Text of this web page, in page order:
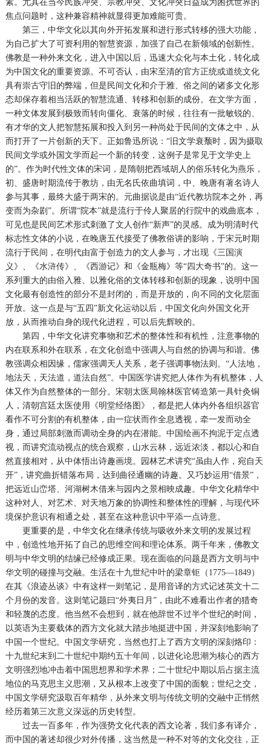
素。尤其在当今民族冲突、宗教冲突、文化冲突日益成为困扰世界的
焦点问题时，这种兼容精神就显得更加难能可贵。
第三，中华文化以其向外开拓发展和进行形式转移的强大功能，
为自己扩大了可资利用的智慧资源，加强了自己在新领域的创新性。
佛教是一种外来文化，进入中国以后，迅速大众化与本土化，转化成
为中国文化的重要资源。不可否认，由宋至清的官方正统或道统文化
具有崇古守旧的弊端，但是民间文化和介于雅、俗之间的诸多文化形
态却保存着相当活跃的智慧流通、转移和创新的成份。在文学方面，
一种文体发展到极致而转向僵化、衰落的时候，往往有一批敏锐的、
有才华的文人把智慧拓展和投入到另一种尚处于民间的文体之中，从
而打开了一片创新的天下。正如鲁迅所说：“旧文学衰颓时，因为摄取
民间文学或外国文学而起一个新的转变，这例子是常见于文学史上
的”。作为时代性文体的宋词，是隋朝把西域胡人的俗乐转化为燕乐，
初、盛唐时期流传于教坊，由无名氏依曲填词，中、晚唐有著名诗人
参与其事，最终大盛于两宋的。元曲据说是由“近代教坊院本之外，再
变而为杂剧”。所谓“院本”就是流行于伶人聚居的行院中的戏曲底本，
可见也是民间艺术形式刺激了文人创作“新声”的灵感。成为明清时代
标志性文体的小说，在晚唐五代接受了佛教俗讲的影响，于宋元时期
流行于民间，在明代由富于创造力的文人参与，才出现《三国演
义》、《水浒传》、《西游记》和《金瓶梅》等“四大奇书”的。这一
系列重大的由俗入雅、以雅化俗的文体转移和创新的现象，说明中国
文化最有创造性的部分不是封闭的，而是开放的，向不同的文化层面
开放。这一点是与“五四”新文化运动以后，中国文化向外国文化开
放，从而推动自身的现代化进程，可以后先辉映的。
第四，中华文化讲究事物和艺术的整体性和有机性，注意事物的
内在联系和外在联系，在文化创造中强调人与自然的协调与和谐。佛
教强调众相因缘，儒家强调天人关系，老子强调事物法则。“人法地，
地法天，天法道，道法自然”。中国医学讲究把人体作为有机整体，人
体又作为自然整体的一部分。宋朝太医局翰林医官铸造第一具针灸铜
人，清朝宫廷太医使用《明堂经络图》，都是把人体内外各组织器官
看作不可分割的有机整体，由一症状而作全息透视，牵一发而动全
身，通过局部刺激而调动全身的内在潜能。中国绘画不拘泥于定点透
视，而讲究流动视点的统合观察，山水云林，远近浓淡，都以心和自
然直接相对，从中体悟出诗趣画境。园林艺术讲究“虽由人作，宛自天
开”，讲究曲折错落布局，达到曲径通幽的诗趣。又巧妙运用“借景”，
把远近山峦塔、河湖树木借来与园内之景相映成趣。中华文化精华中
这种对人、对艺术、对天地万象的协调性和整体性的理解，与现代环
境保护意识有相通之处，甚至在这种意识中平添一点诗意。
更重要的是，中华文化在继承传统与吸收外来文明的发展过程
中，创造性地开拓了自己的思维空间和理论体系。两千年来，佛教文
明与中华文明的结缘已经修成正果。现在面临的问题是西方文明与中
华文明的碰撞与交融。生活在十九世纪中叶的梁章钜（1775—1849）
在其《浪迹丛谈》中有这样一则笔记，是用音译的方式记述英文十二
个月份的发音。这则笔记题曰“外夷日月”，由此不难看出作者的猎奇
和轻蔑的态度。他当然不会想到，就在他辞世不过半个世纪的时间，
以英语为主要载体的西方文化就大踏步地挺进中国，并深刻地影响了
中国一个世纪。中国文学研究，当然也打上了西方文明的深刻烙印：
十九世纪末到二十世纪中期约五十年间，以进化论思潮为核心的西方
文明强烈地冲击着中国思想界和学术界；二十世纪中期以后占据主流
地位的马克思主义思潮，又从根本上改变了中国的面貌；世纪之交，
中国文学研究汲取百年精华，从外来文明与传统文明的交融中正悄然
经历着第三次意义深远的历史转型。
过去一百多年，作为强势文化代表的西文论著，我们多有译介，
而中国的著述却很少对外传播，这当然是一种不对等的文化交往，正